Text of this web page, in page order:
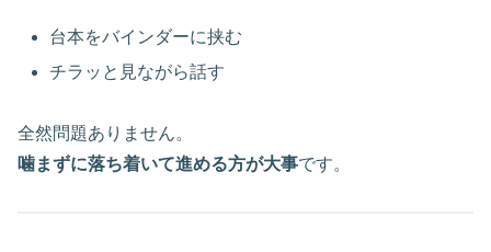
台本をバインダーに挟む
チラッと見ながら話す
全然問題ありません。
噛まずに落ち着いて進める方が大事です。